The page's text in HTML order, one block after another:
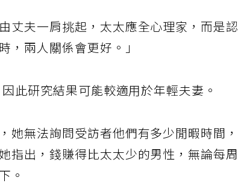
丈夫一肩挑起，太太應全心理家，而是認
，兩人關係會更好。」
此研究結果可能較適用於年輕夫妻。
她無法詢問受訪者他們有多少閒暇時間，
指出，錢賺得比太太少的男性，無論每周
。